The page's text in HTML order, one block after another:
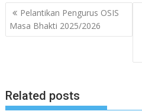
Navigasi
pos
Pelantikan Pengurus OSIS
Masa Bhakti 2025/2026
Related posts